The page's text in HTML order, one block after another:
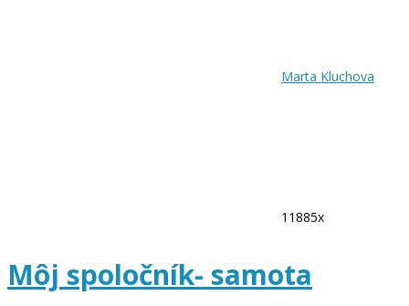
Marta Kluchova
11885x
Môj spoločník- samota